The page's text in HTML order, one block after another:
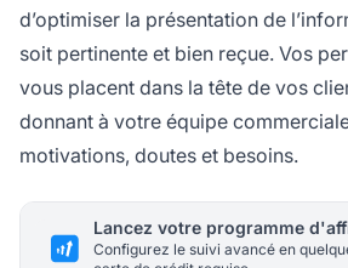
d’optimiser la présentation de
soit pertinente et bien reçue. Vos
vous placent dans la tête de vos
donnant à votre équipe
motivations, doutes et besoins.
Lancez votre programme
Configurez le suivi avancé en